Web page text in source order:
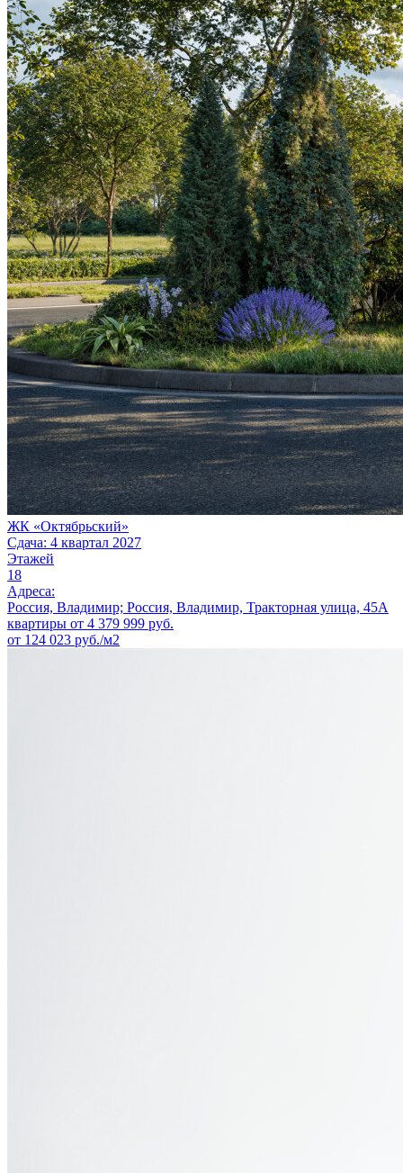
ЖК «Октябрьский»
Сдача: 4 квартал 2027
Этажей
18
Адреса:
Россия, Владимир; Россия, Владимир, Тракторная улица, 45А
квартиры от 4 379 999 руб.
от 124 023 руб./м2